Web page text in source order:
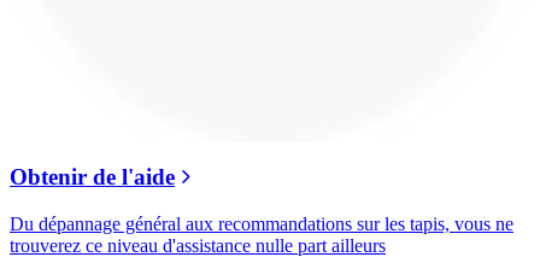
Obtenir de l'aide
Du dépannage général aux recommandations sur les tapis, vous ne
trouverez ce niveau d'assistance nulle part ailleurs